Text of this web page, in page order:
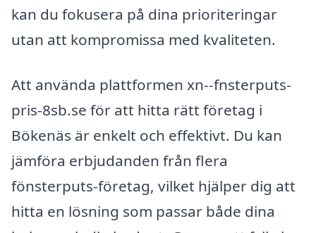
kan du fokusera på dina prioriteringar
utan att kompromissa med kvaliteten.
Att använda plattformen xn--fnsterputs-
pris-8sb.se för att hitta rätt företag i
Bökenäs är enkelt och effektivt. Du kan
jämföra erbjudanden från flera
fönsterputs-företag, vilket hjälper dig att
hitta en lösning som passar både dina